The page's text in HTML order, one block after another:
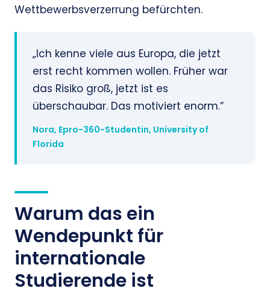
Wettbewerbsverzerrung befürchten.
„Ich kenne viele aus Europa, die jetzt
erst recht kommen wollen. Früher war
das Risiko groß, jetzt ist es
überschaubar. Das motiviert enorm.”
Nora, Epro-360-Studentin, University of
Florida
Warum das ein
Wendepunkt für
internationale
Studierende ist